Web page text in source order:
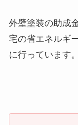
外壁塗装の助成
宅の省エネルギ
に行っています。